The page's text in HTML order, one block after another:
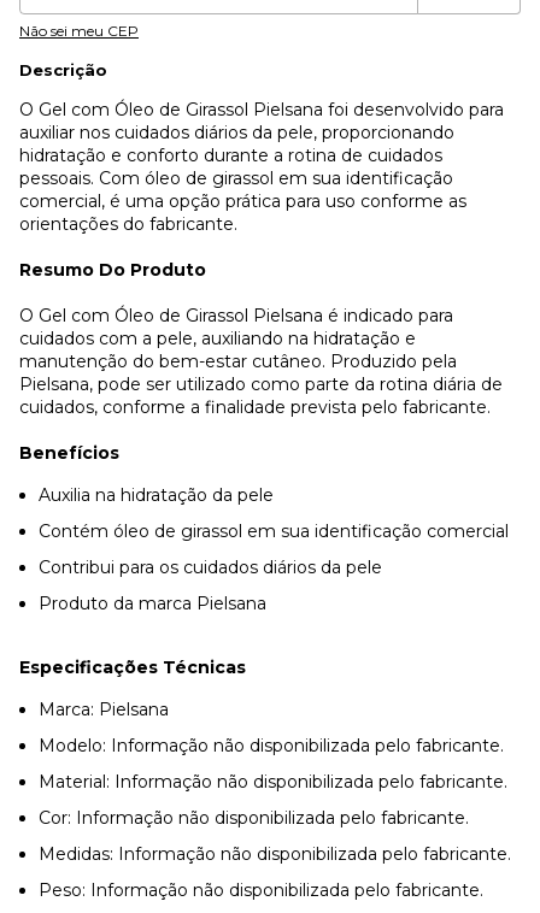
Não sei meu CEP
Descrição
O Gel com Óleo de Girassol Pielsana foi desenvolvido para
auxiliar nos cuidados diários da pele, proporcionando
hidratação e conforto durante a rotina de cuidados
pessoais. Com óleo de girassol em sua identificação
comercial, é uma opção prática para uso conforme as
orientações do fabricante.
Resumo Do Produto
O Gel com Óleo de Girassol Pielsana é indicado para
cuidados com a pele, auxiliando na hidratação e
manutenção do bem-estar cutâneo. Produzido pela
Pielsana, pode ser utilizado como parte da rotina diária de
cuidados, conforme a finalidade prevista pelo fabricante.
Benefícios
Auxilia na hidratação da pele
Contém óleo de girassol em sua identificação comercial
Contribui para os cuidados diários da pele
Produto da marca Pielsana
Especificações Técnicas
Marca: Pielsana
Modelo: Informação não disponibilizada pelo fabricante.
Material: Informação não disponibilizada pelo fabricante.
Cor: Informação não disponibilizada pelo fabricante.
Medidas: Informação não disponibilizada pelo fabricante.
Peso: Informação não disponibilizada pelo fabricante.